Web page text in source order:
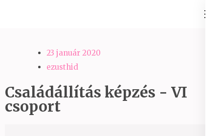
23 január 2020
ezusthid
Családállítás képzés - VI
csoport